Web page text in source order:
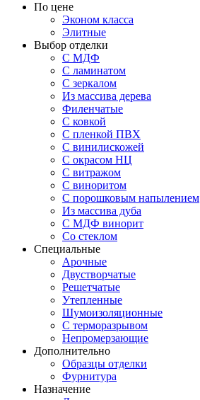
По цене
Эконом класса
Элитные
Выбор отделки
С МДФ
С ламинатом
С зеркалом
Из массива дерева
Филенчатые
С ковкой
С пленкой ПВХ
С винилискожей
С окрасом НЦ
С витражом
С виноритом
С порошковым напылением
Из массива дуба
С МДФ винорит
Со стеклом
Специальные
Арочные
Двустворчатые
Решетчатые
Утепленные
Шумоизоляционные
С терморазрывом
Непромерзающие
Дополнительно
Образцы отделки
Фурнитура
Назначение